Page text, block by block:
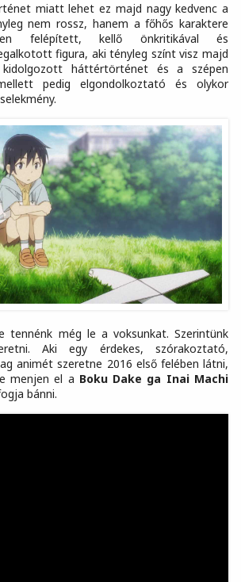
miatt lehet ez majd nagy kedvenc a
nem rossz, hanem a főhős karaktere
felépített, kellő önkritikával és
figura, aki tényleg színt visz majd
háttértörténet és a szépen
pedig elgondolkoztató és olykor
tennénk még le a voksunkat. Szerintünk
Aki egy érdekes, szórakoztató,
animét szeretne 2016 első felében látni,
menjen el a Boku Dake ga Inai Machi
bánni.